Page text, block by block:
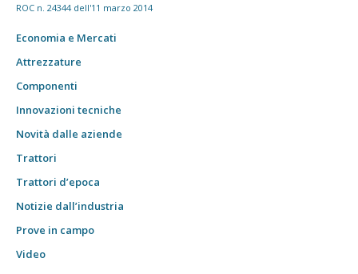
ROC n. 24344 dell'11 marzo 2014
Economia e Mercati
Attrezzature
Componenti
Innovazioni tecniche
Novità dalle aziende
Trattori
Trattori d’epoca
Notizie dall’industria
Prove in campo
Video